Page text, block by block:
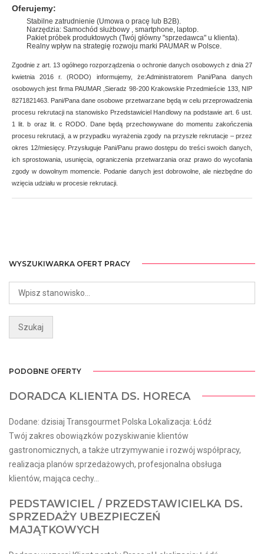
Oferujemy:
Stabilne zatrudnienie (Umowa o pracę lub B2B).
Narzędzia: Samochód służbowy , smartphone, laptop.
Pakiet próbek produktowych (Twój główny "sprzedawca" u klienta).
Realny wpływ na strategię rozwoju marki PAUMAR w Polsce.
Zgodnie z art. 13 ogólnego rozporządzenia o ochronie danych osobowych z dnia 27
kwietnia 2016 r. (RODO) informujemy, że:Administratorem Pani/Pana danych
osobowych jest firma PAUMAR ,Sieradz 98-200 Krakowskie Przedmieście 133, NIP
8271821463. Pani/Pana dane osobowe przetwarzane będą w celu przeprowadzenia
procesu rekrutacji na stanowisko Przedstawiciel Handlowy na podstawie art. 6 ust.
1 lit. b oraz lit. c RODO. Dane będą przechowywane do momentu zakończenia
procesu rekrutacji, a w przypadku wyrażenia zgody na przyszłe rekrutacje – przez
okres 12/miesięcy. Przysługuje Pani/Panu prawo dostępu do treści swoich danych,
ich sprostowania, usunięcia, ograniczenia przetwarzania oraz prawo do wycofania
zgody w dowolnym momencie. Podanie danych jest dobrowolne, ale niezbędne do
wzięcia udziału w procesie rekrutacji.
WYSZUKIWARKA OFERT PRACY
PODOBNE OFERTY
DORADCA KLIENTA DS. HORECA
Dodane: dzisiaj Transgourmet Polska Lokalizacja: Łódź
Twój zakres obowiązków pozyskiwanie klientów
gastronomicznych, a także utrzymywanie i rozwój współpracy,
realizacja planów sprzedażowych, profesjonalna obsługa
klientów, mająca cechy...
PEDSTAWICIEL / PRZEDSTAWICIELKA DS.
SPRZEDAŻY UBEZPIECZEŃ
MAJĄTKOWYCH